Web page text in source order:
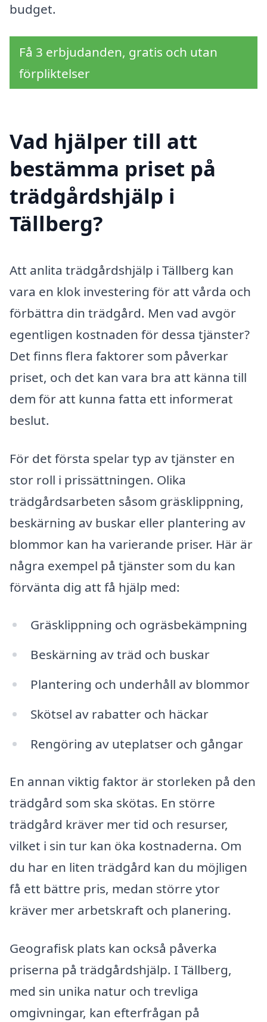
budget.
Få 3 erbjudanden, gratis och utan
förpliktelser
Vad hjälper till att
bestämma priset på
trädgårdshjälp i
Tällberg?
Att anlita trädgårdshjälp i Tällberg kan
vara en klok investering för att vårda och
förbättra din trädgård. Men vad avgör
egentligen kostnaden för dessa tjänster?
Det finns flera faktorer som påverkar
priset, och det kan vara bra att känna till
dem för att kunna fatta ett informerat
beslut.
För det första spelar typ av tjänster en
stor roll i prissättningen. Olika
trädgårdsarbeten såsom gräsklippning,
beskärning av buskar eller plantering av
blommor kan ha varierande priser. Här är
några exempel på tjänster som du kan
förvänta dig att få hjälp med:
Gräsklippning och ogräsbekämpning
Beskärning av träd och buskar
Plantering och underhåll av blommor
Skötsel av rabatter och häckar
Rengöring av uteplatser och gångar
En annan viktig faktor är storleken på den
trädgård som ska skötas. En större
trädgård kräver mer tid och resurser,
vilket i sin tur kan öka kostnaderna. Om
du har en liten trädgård kan du möjligen
få ett bättre pris, medan större ytor
kräver mer arbetskraft och planering.
Geografisk plats kan också påverka
priserna på trädgårdshjälp. I Tällberg,
med sin unika natur och trevliga
omgivningar, kan efterfrågan på